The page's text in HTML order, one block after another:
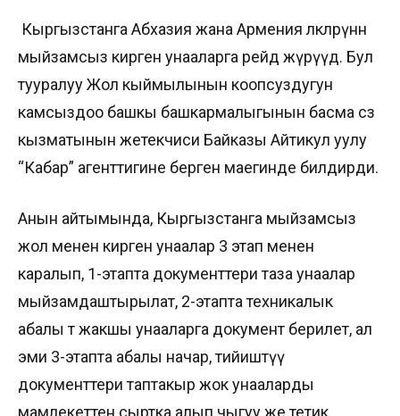
Кыргызстанга Абхазия жана Армения өлкөлөрүнөн
мыйзамсыз кирген унааларга рейд жүрүүдө. Бул
тууралуу Жол кыймылынын коопсуздугун
камсыздоо башкы башкармалыгынын басма сөз
кызматынын жетекчиси Байказы Айтикул уулу
“Кабар” агенттигине берген маегинде билдирди.
Анын айтымында, Кыргызстанга мыйзамсыз
жол менен кирген унаалар 3 этап менен
каралып, 1-этапта документтери таза унаалар
мыйзамдаштырылат, 2-этапта техникалык
абалы өтө жакшы унааларга документ берилет, ал
эми 3-этапта абалы начар, тийиштүү
документтери таптакыр жок унааларды
мамлекеттен сыртка алып чыгуу же тетик